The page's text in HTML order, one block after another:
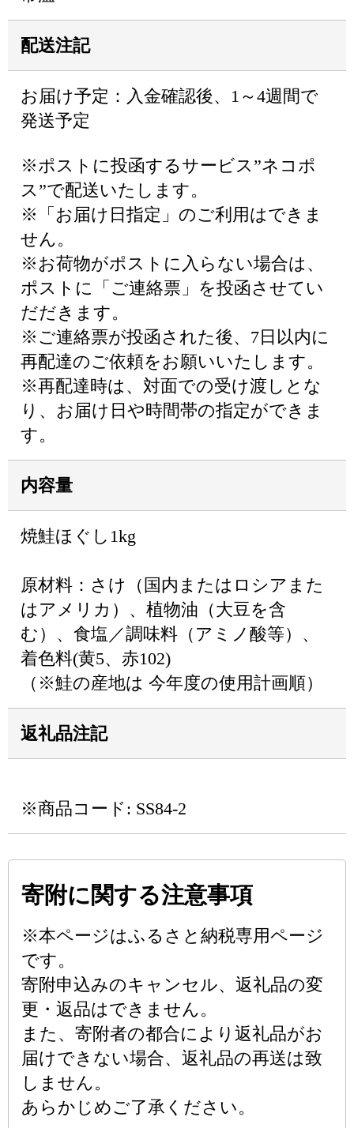
配送注記
お届け予定：入金確認後、1～4週間で
発送予定
※ポストに投函するサービス”ネコポ
ス”で配送いたします。
※「お届け日指定」のご利用はできま
せん。
※お荷物がポストに入らない場合は、
ポストに「ご連絡票」を投函させてい
だだきます。
※ご連絡票が投函された後、7日以内に
再配達のご依頼をお願いいたします。
※再配達時は、対面での受け渡しとな
り、お届け日や時間帯の指定ができま
す。
内容量
焼鮭ほぐし1kg
原材料：さけ（国内またはロシアまた
はアメリカ）、植物油（大豆を含
む）、食塩／調味料（アミノ酸等）、
着色料(黄5、赤102)
（※鮭の産地は 今年度の使用計画順）
返礼品注記
※商品コード: SS84-2
寄附に関する注意事項
※本ページはふるさと納税専用ページ
です。
寄附申込みのキャンセル、返礼品の変
更・返品はできません。
また、寄附者の都合により返礼品がお
届けできない場合、返礼品の再送は致
しません。
あらかじめご了承ください。